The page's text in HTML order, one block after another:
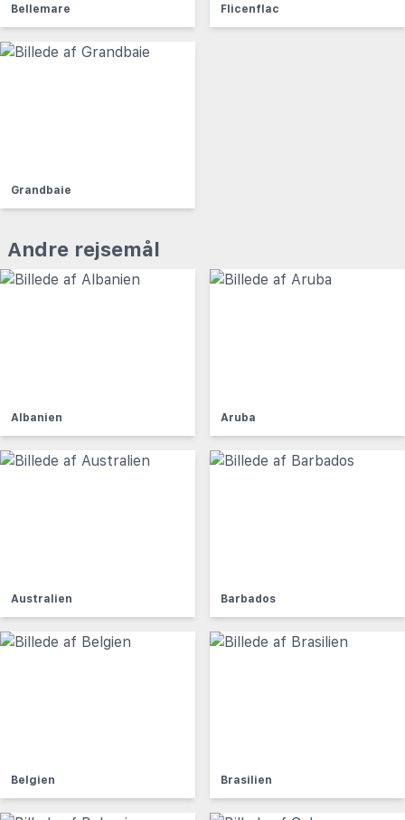
Bellemare Flicenflac
Grandbaie
Andre rejsemål
Albanien Aruba
Australien Barbados
Belgien Brasilien